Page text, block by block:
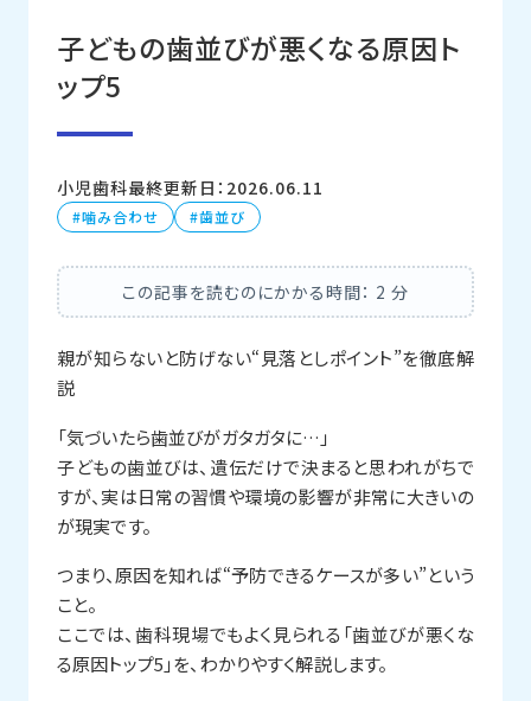
子どもの歯並びが悪くなる原因ト
ップ5
小児歯科最終更新日：2026.06.11
噛み合わせ 歯並び
この記事を読むのにかかる時間： 2 分
親が知らないと防げない“見落としポイント”を徹底解
説
「気づいたら歯並びがガタガタに…」
子どもの歯並びは、遺伝だけで決まると思われがちで
すが、実は日常の習慣や環境の影響が非常に大きいの
が現実です。
つまり、原因を知れば“予防できるケースが多い”という
こと。
ここでは、歯科現場でもよく見られる「歯並びが悪くな
る原因トップ5」を、わかりやすく解説します。